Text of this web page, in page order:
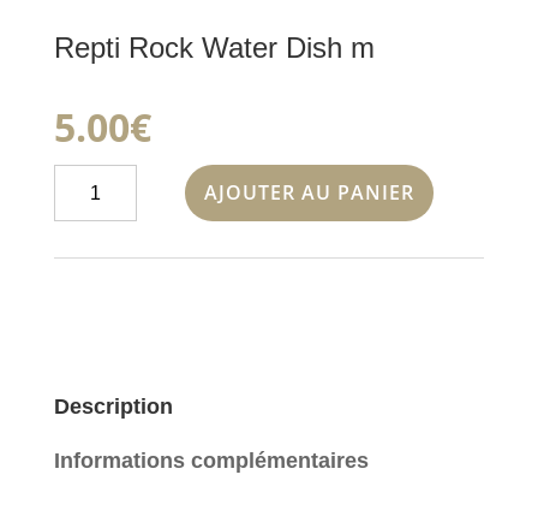
Repti Rock Water Dish m
5.00€
Rock
AJOUTER AU PANIER
Description
Informations complémentaires